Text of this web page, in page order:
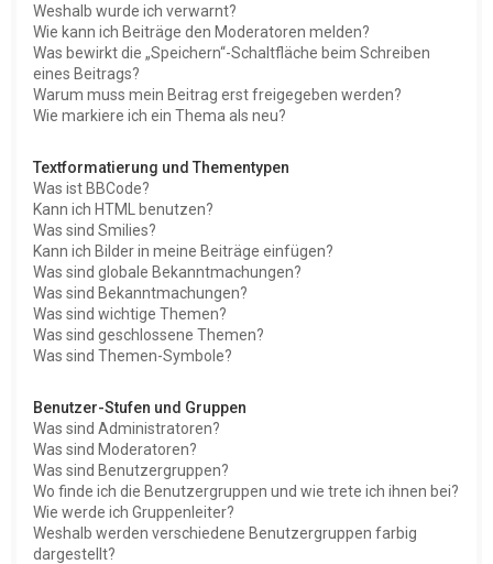
Weshalb wurde ich verwarnt?
Wie kann ich Beiträge den Moderatoren melden?
Was bewirkt die „Speichern“-Schaltfläche beim Schreiben
eines Beitrags?
Warum muss mein Beitrag erst freigegeben werden?
Wie markiere ich ein Thema als neu?
Textformatierung und Thementypen
Was ist BBCode?
Kann ich HTML benutzen?
Was sind Smilies?
Kann ich Bilder in meine Beiträge einfügen?
Was sind globale Bekanntmachungen?
Was sind Bekanntmachungen?
Was sind wichtige Themen?
Was sind geschlossene Themen?
Was sind Themen-Symbole?
Benutzer-Stufen und Gruppen
Was sind Administratoren?
Was sind Moderatoren?
Was sind Benutzergruppen?
Wo finde ich die Benutzergruppen und wie trete ich ihnen bei?
Wie werde ich Gruppenleiter?
Weshalb werden verschiedene Benutzergruppen farbig
dargestellt?